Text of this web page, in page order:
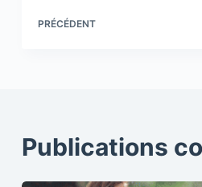
PRÉCÉDENT
Publications